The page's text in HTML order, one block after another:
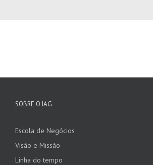
SOBRE O IAG
Escola de Negócios
Visão e Missão
Linha do tempo